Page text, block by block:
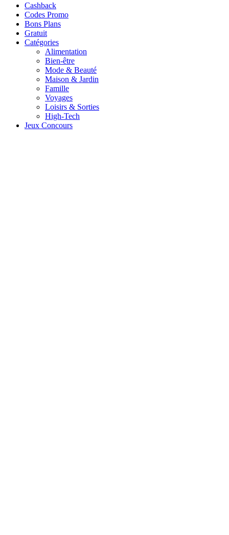
Cashback
Codes Promo
Bons Plans
Gratuit
Catégories
Alimentation
Bien-être
Mode & Beauté
Maison & Jardin
Famille
Voyages
Loisirs & Sorties
High-Tech
Jeux Concours